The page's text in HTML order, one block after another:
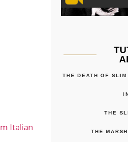
Italian
THE DEATH OF
THE
THE